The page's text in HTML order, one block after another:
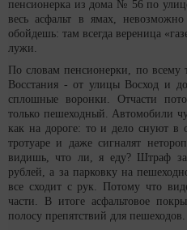
пенсионерка из дома № 56 по
весь асфальт в ямах,
обойдешь: там всегда вереница
лужи.
По словам пенсионерки, по всему
Восстания - от улицы Восход и
сплошные воронки. Отчасти
только пешеходный. Автомобили
как на дороге: то и дело снуют в
тротуаре и даже сигналят
видишь, что ли, я еду? Штраф
рублей, а за парковку на
все сходит с рук. Потому что
части. В итоге асфальтовое
полосу препятствий для пешеходов.